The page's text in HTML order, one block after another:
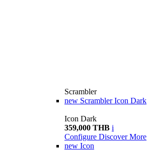
Scrambler
new Scrambler Icon Dark
Icon Dark
359,000 THB i
Configure Discover More
new Icon